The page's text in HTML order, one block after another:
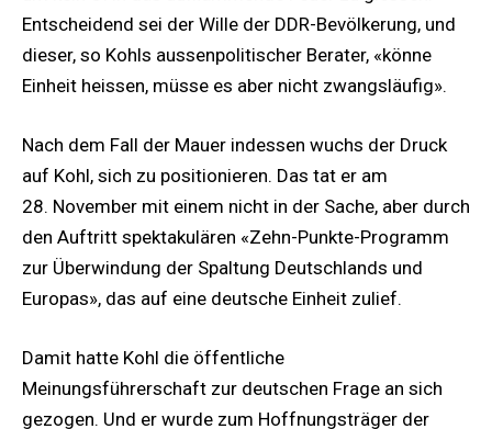
Entscheidend sei der Wille der DDR-Bevölkerung, und
dieser, so Kohls aussenpolitischer Berater, «könne
Einheit heissen, müsse es aber nicht zwangsläufig».
Nach dem Fall der Mauer indessen wuchs der Druck
auf Kohl, sich zu positionieren. Das tat er am
28. November mit einem nicht in der Sache, aber durch
den Auftritt spektakulären «Zehn-Punkte-Programm
zur Überwindung der Spaltung Deutschlands und
Europas», das auf eine deutsche Einheit zulief.
Damit hatte Kohl die öffentliche
Meinungsführerschaft zur deutschen Frage an sich
gezogen. Und er wurde zum Hoffnungsträger der